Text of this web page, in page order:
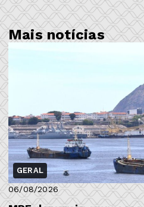
Mais notícias
GERAL
06/08/2026